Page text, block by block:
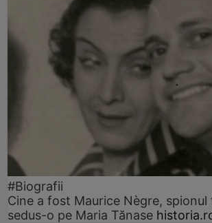
#Biografii
Cine a fost Maurice Nègre,
sedus-o pe Maria Tănase